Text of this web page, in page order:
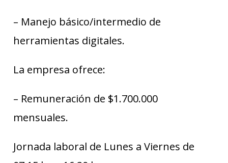
– Manejo básico/intermedio de
herramientas digitales.
La empresa ofrece:
– Remuneración de $1.700.000
mensuales.
Jornada laboral de Lunes a Viernes de